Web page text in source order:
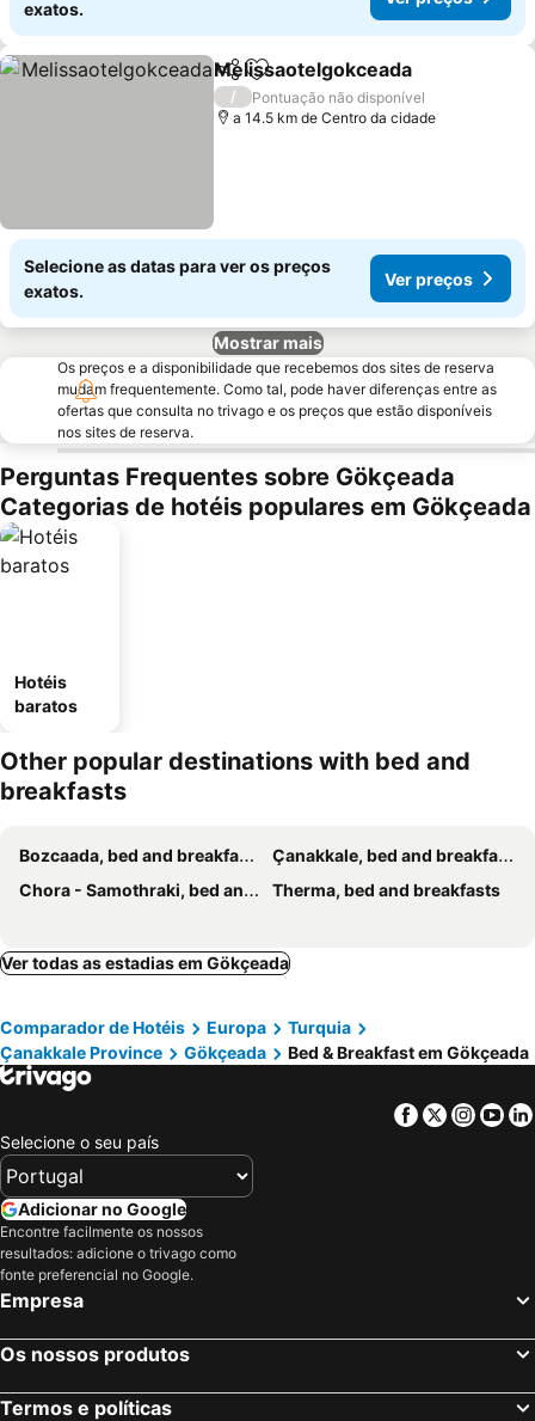
exatos.
PartilharAdicionar aos favoritos
Melissaotelgokceada
/
Pontuação não disponível
a 14.5 km de Centro da cidade
Selecione as datas para ver os preços
exatos.
Ver preços
Mostrar mais
Os preços e a disponibilidade que recebemos dos sites de reserva
mudam frequentemente. Como tal, pode haver diferenças entre as
ofertas que consulta no trivago e os preços que estão disponíveis
nos sites de reserva.
Perguntas Frequentes sobre Gökçeada
Categorias de hotéis populares em Gökçeada
Hotéis
baratos
Other popular destinations with bed and
breakfasts
Bozcaada, bed and breakfasts
Çanakkale, bed and breakfasts
Chora - Samothraki, bed and breakfasts
Therma, bed and breakfasts
Ver todas as estadias em Gökçeada
Comparador de Hotéis Europa
Turquia
Çanakkale Province
Gökçeada Bed & Breakfast em Gökçeada
Facebook
Twitter
Selecione o seu país
Adicionar no Google
Encontre facilmente os nossos
resultados: adicione o trivago como
fonte preferencial no Google.
Empresa
Os nossos produtos
Termos e políticas